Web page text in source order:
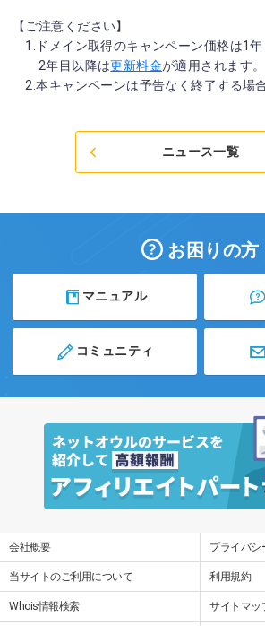
【ご注意ください】
1.ドメイン取得のキャンペーン価格は1年
2年目以降は更新料金が適用されます。
2.本キャンペーンは予告なく終了する場
ニュース一覧
お困りの方
マニュアル
コミュニティ
会社概要 プライバシ
当サイトのご利用について 利用規約
Whois情報検索 サイトマッ